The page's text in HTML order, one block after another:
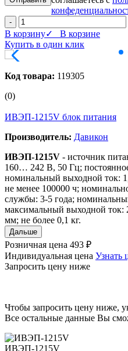
-
В корзину✓ В корзине
Купить в один клик
Код товара: 119305
(0)
ИВЭП-1215V блок питания
Производитель: Давикон
ИВЭП-1215V - источник
160… 242 В, 50 Гц;
номинальный выходной ток:
не менее 100000 ч;
службы: 3-5 года;
максимальный выходной ток:
мм; не более 0,1 кг.
Дальше
Розничная цена 493 ₽
Индивидуальная цена Узнать
Запросить цену ниже
Чтобы запросить цену ниже,
Все остальные данные Вы
ИВЭП-1215V